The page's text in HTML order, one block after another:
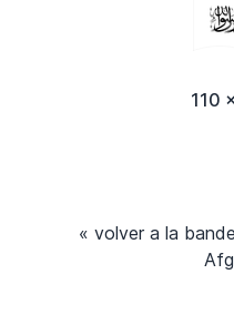
110
« volver a la